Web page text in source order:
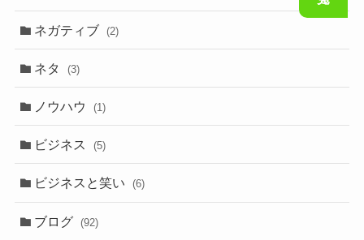
ネガティブ (2)
ネタ (3)
ノウハウ (1)
ビジネス (5)
ビジネスと笑い (6)
ブログ (92)